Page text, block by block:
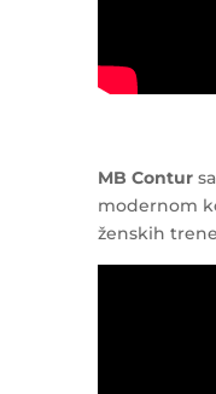
MB Contur
modernom
ženskih